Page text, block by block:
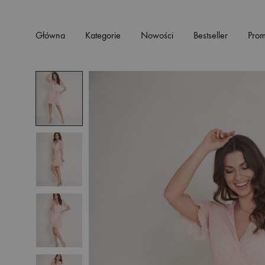
Główna Kategorie Nowości Bestseller